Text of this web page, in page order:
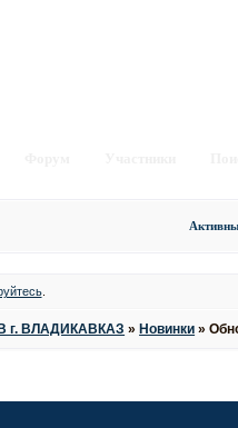
.
ВЛАДИКАВКАЗ »Новинки »